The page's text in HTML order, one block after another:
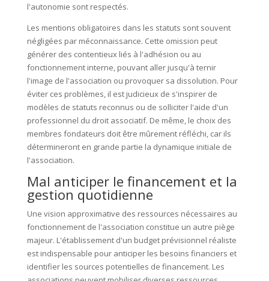
l'autonomie sont respectés.
Les mentions obligatoires dans les statuts sont souvent
négligées par méconnaissance. Cette omission peut
générer des contentieux liés à l'adhésion ou au
fonctionnement interne, pouvant aller jusqu'à ternir
l'image de l'association ou provoquer sa dissolution. Pour
éviter ces problèmes, il est judicieux de s'inspirer de
modèles de statuts reconnus ou de solliciter l'aide d'un
professionnel du droit associatif. De même, le choix des
membres fondateurs doit être mûrement réfléchi, car ils
détermineront en grande partie la dynamique initiale de
l'association.
Mal anticiper le financement et la
gestion quotidienne
Une vision approximative des ressources nécessaires au
fonctionnement de l'association constitue un autre piège
majeur. L'établissement d'un budget prévisionnel réaliste
est indispensable pour anticiper les besoins financiers et
identifier les sources potentielles de financement. Les